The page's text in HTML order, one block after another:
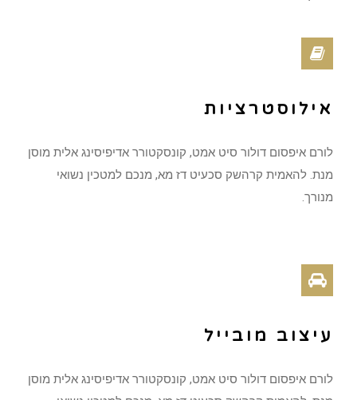
אילוסטרציות
לורם איפסום דולור סיט אמט, קונסקטורר אדיפיסינג אלית מוסן
מנת. להאמית קרהשק סכעיט דז מא, מנכם למטכין נשואי
מנורך.
עיצוב מובייל
לורם איפסום דולור סיט אמט, קונסקטורר אדיפיסינג אלית מוסן